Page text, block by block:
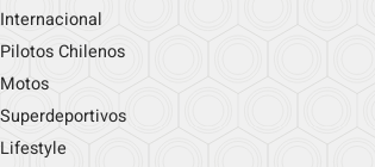
Internacional
Pilotos Chilenos
Motos
Superdeportivos
Lifestyle